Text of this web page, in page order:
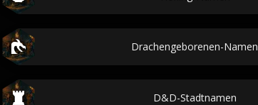
Drachengeborenen-Namen
D&D-Stadtnamen